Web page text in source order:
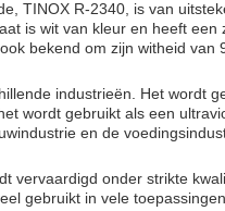
TINOX R-2340, is van
is wit van kleur en heeft
bekend om zijn witheid van
industrieën. Het wordt
wordt gebruikt als een
en de
vervaardigd onder strikte
gebruikt in vele toepassingen.